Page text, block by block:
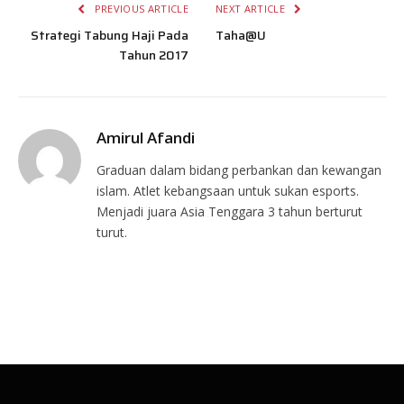
PREVIOUS ARTICLE
Strategi Tabung Haji Pada
Tahun 2017
NEXT ARTICLE
Taha@U
Amirul Afandi
Graduan dalam bidang perbankan dan kewangan
islam. Atlet kebangsaan untuk sukan esports.
Menjadi juara Asia Tenggara 3 tahun berturut
turut.